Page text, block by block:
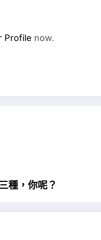
Profile now.
種，你呢？